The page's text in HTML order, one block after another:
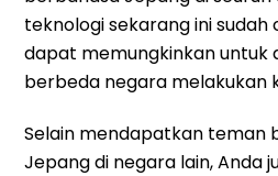
teknologi sekarang ini sudah
dapat memungkinkan untuk
berbeda negara melakukan
Selain mendapatkan teman
Jepang di negara lain, Anda